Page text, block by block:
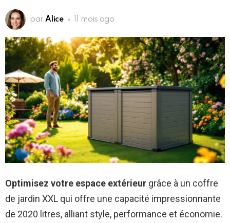
par Alice 11 mois ago
Optimisez votre espace extérieur grâce à un coffre
de jardin XXL qui offre une capacité impressionnante
de 2020 litres, alliant style, performance et économie.